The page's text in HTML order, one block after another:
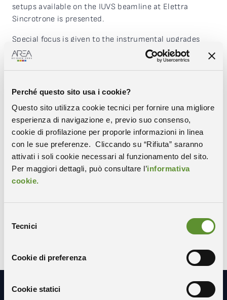
Perché questo sito usa i cookie?
Questo sito utilizza cookie tecnici per fornire una migliore
esperienza di navigazione e, previo suo consenso,
cookie di profilazione per proporle informazioni in linea
con le sue preferenze. Cliccando su “Rifiuta” saranno
attivati i soli cookie necessari al funzionamento del sito.
Per maggiori dettagli, può consultare l’informativa
cookie.
delTecnici
Cookie di preferenza
Cookie statici
setups available on the IUVS beamline at Elettra
Sincrotrone is presented.
Special focus is given to the instrumental upgrades
planned in the framework of PRP@Ceric and Elettra
2.0.
Condividi